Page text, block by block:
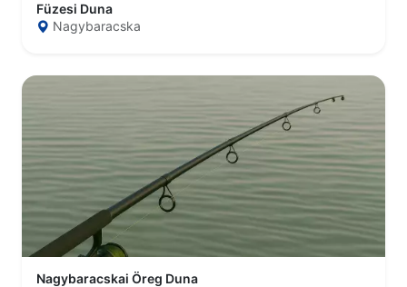
Füzesi Duna
Nagybaracska
Nagybaracskai Öreg Duna